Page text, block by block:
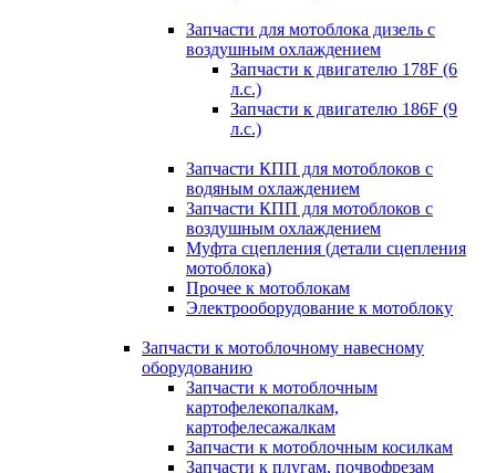
Запчасти для мотоблока дизель с
воздушным охлаждением
Запчасти к двигателю 178F (6
л.с.)
Запчасти к двигателю 186F (9
л.с.)
Запчасти КПП для мотоблоков с
водяным охлаждением
Запчасти КПП для мотоблоков с
воздушным охлаждением
Муфта сцепления (детали сцепления
мотоблока)
Прочее к мотоблокам
Электрооборудование к мотоблоку
Запчасти к мотоблочному навесному
оборудованию
Запчасти к мотоблочным
картофелекопалкам,
картофелесажалкам
Запчасти к мотоблочным косилкам
Запчасти к плугам, почвофрезам